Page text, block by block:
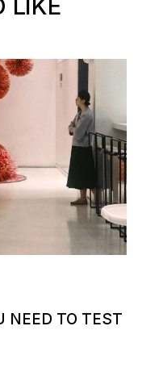
LIKE
NEED TO TEST